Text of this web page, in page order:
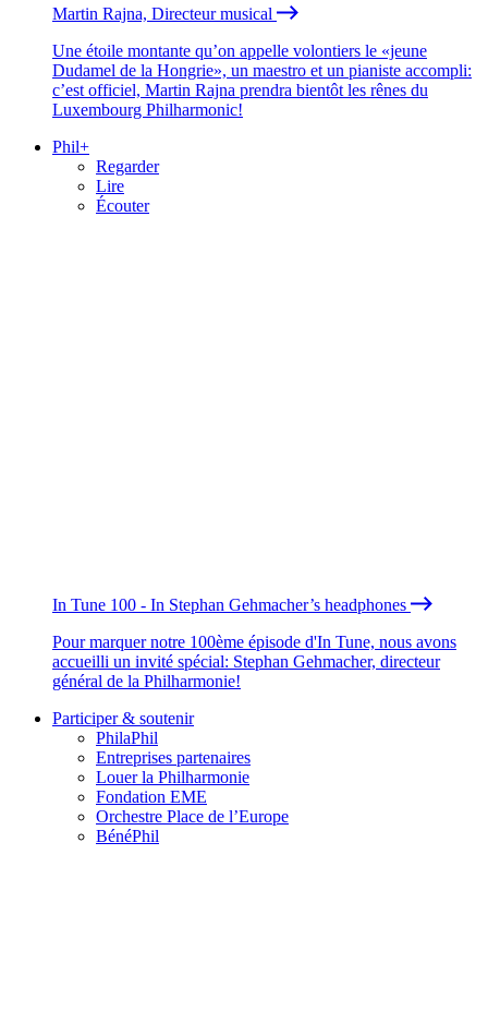
Martin Rajna, Directeur musical
Une étoile montante qu’on appelle volontiers le «jeune
Dudamel de la Hongrie», un maestro et un pianiste accompli:
c’est officiel, Martin Rajna prendra bientôt les rênes du
Luxembourg Philharmonic!
Phil+
Regarder
Lire
Écouter
In Tune 100 - In Stephan Gehmacher’s headphones
Pour marquer notre 100ème épisode d'In Tune, nous avons
accueilli un invité spécial: Stephan Gehmacher, directeur
général de la Philharmonie!
Participer & soutenir
PhilaPhil
Entreprises partenaires
Louer la Philharmonie
Fondation EME
Orchestre Place de l’Europe
BénéPhil